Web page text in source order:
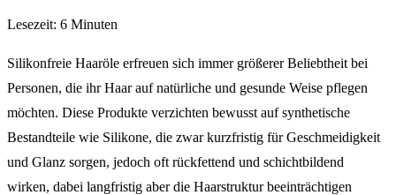
Lesezeit: 6 Minuten
Silikonfreie Haaröle erfreuen sich immer größerer Beliebtheit bei
Personen, die ihr Haar auf natürliche und gesunde Weise pflegen
möchten. Diese Produkte verzichten bewusst auf synthetische
Bestandteile wie Silikone, die zwar kurzfristig für Geschmeidigkeit
und Glanz sorgen, jedoch oft rückfettend und schichtbildend
wirken, dabei langfristig aber die Haarstruktur beeinträchtigen